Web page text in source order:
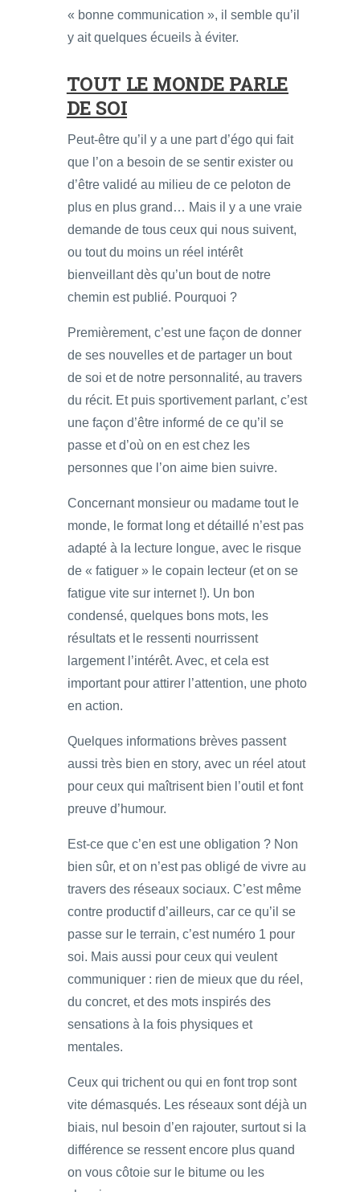
« bonne communication », il semble qu’il
y ait quelques écueils à éviter.
TOUT LE MONDE PARLE
DE SOI
Peut-être qu’il y a une part d’égo qui fait
que l’on a besoin de se sentir exister ou
d’être validé au milieu de ce peloton de
plus en plus grand… Mais il y a une vraie
demande de tous ceux qui nous suivent,
ou tout du moins un réel intérêt
bienveillant dès qu’un bout de notre
chemin est publié. Pourquoi ?
Premièrement, c’est une façon de donner
de ses nouvelles et de partager un bout
de soi et de notre personnalité, au travers
du récit. Et puis sportivement parlant, c’est
une façon d’être informé de ce qu’il se
passe et d’où on en est chez les
personnes que l’on aime bien suivre.
Concernant monsieur ou madame tout le
monde, le format long et détaillé n’est pas
adapté à la lecture longue, avec le risque
de « fatiguer » le copain lecteur (et on se
fatigue vite sur internet !). Un bon
condensé, quelques bons mots, les
résultats et le ressenti nourrissent
largement l’intérêt. Avec, et cela est
important pour attirer l’attention, une photo
en action.
Quelques informations brèves passent
aussi très bien en story, avec un réel atout
pour ceux qui maîtrisent bien l’outil et font
preuve d’humour.
Est-ce que c’en est une obligation ? Non
bien sûr, et on n’est pas obligé de vivre au
travers des réseaux sociaux. C’est même
contre productif d’ailleurs, car ce qu’il se
passe sur le terrain, c’est numéro 1 pour
soi. Mais aussi pour ceux qui veulent
communiquer : rien de mieux que du réel,
du concret, et des mots inspirés des
sensations à la fois physiques et
mentales.
Ceux qui trichent ou qui en font trop sont
vite démasqués. Les réseaux sont déjà un
biais, nul besoin d’en rajouter, surtout si la
différence se ressent encore plus quand
on vous côtoie sur le bitume ou les